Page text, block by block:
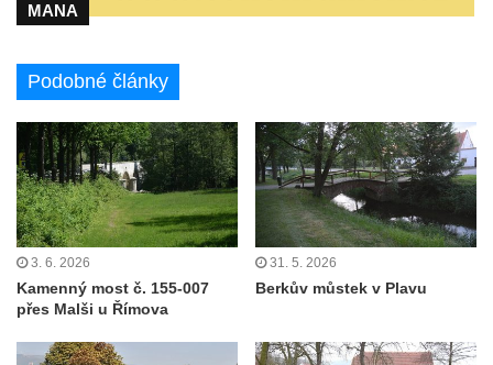
MANA
Podobné články
3. 6. 2026
Kamenný most č. 155-007
přes Malši u Římova
31. 5. 2026
Berkův můstek v Plavu